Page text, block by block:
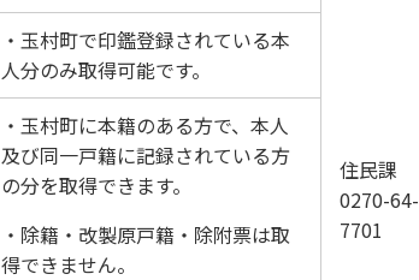
住民課
0270-64-
7701
・玉村町で印鑑登録されている本
人分のみ取得可能です。
・玉村町に本籍のある方で、本人
及び同一戸籍に記録されている方
の分を取得できます。
・除籍・改製原戸籍・除附票は取
得できません。